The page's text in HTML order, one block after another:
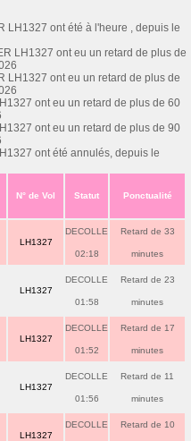
LH1327 ont été à l'heure , depuis le
LH1327 ont eu un retard de plus de
LH1327 ont eu un retard de plus de
ont eu un retard de plus de 60
ont eu un retard de plus de 90
ont été annulés, depuis le
N° de Vol Statut Ponctualité
LH1327
DECOLLE
02:18
Retard de 33
minutes
LH1327
DECOLLE
01:58
Retard de 23
minutes
LH1327
DECOLLE
01:52
Retard de 17
minutes
LH1327
DECOLLE
01:56
Retard de 11
minutes
LH1327
DECOLLE Retard de 10